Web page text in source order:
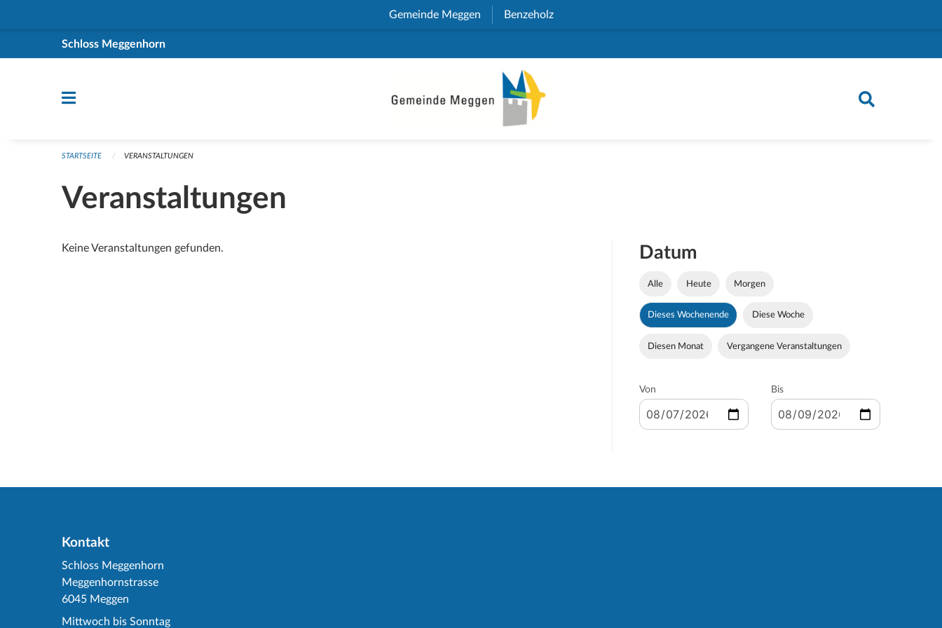
Gemeinde Meggen (External Link)
Benzeholz(External Link)
Schloss Meggenhorn
STARTSEITE VERANSTALTUNGEN
Veranstaltungen
Keine Veranstaltungen gefunden. Datum
Alle Heute Morgen
Dieses Wochenende Diese Woche
Diesen Monat Vergangene Veranstaltungen
Von Bis
Kontakt
Schloss Meggenhorn
Meggenhornstrasse
6045 Meggen
Mittwoch bis Sonntag